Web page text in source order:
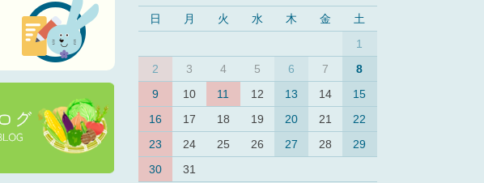
日 月 火 水 木 金
土
1
2
3 4 5 6 7
8
9
10 11 12 13 14
15
16
17 18 19 20 21
22
23
24 25 26 27 28
29
30
31